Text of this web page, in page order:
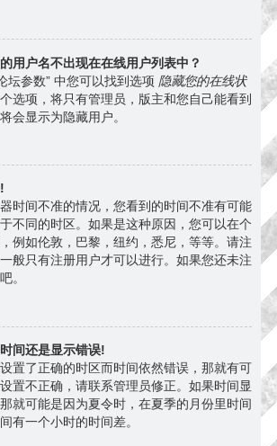
用户名不出现在在线用户列表中？
坛参数” 中您可以找到选项 隐藏您的在线状
选项，将只有管理员，版主和您自己能看到
会显示为隐藏用户。
时间不准的情况，您看到的时间不准有可能
不同的时区。如果是这种原因，您可以在个
例如伦敦，巴黎，纽约，悉尼，等等。请注
般只有注册用户才可以进行。如果您还未注
。
间还是显示错误!
置了正确的时区而时间依然错误，那就有可
置不正确，请联系管理员修正。如果时间显
就可能是因为夏令时，在夏季的月份里时间
有一个小时的时间差。